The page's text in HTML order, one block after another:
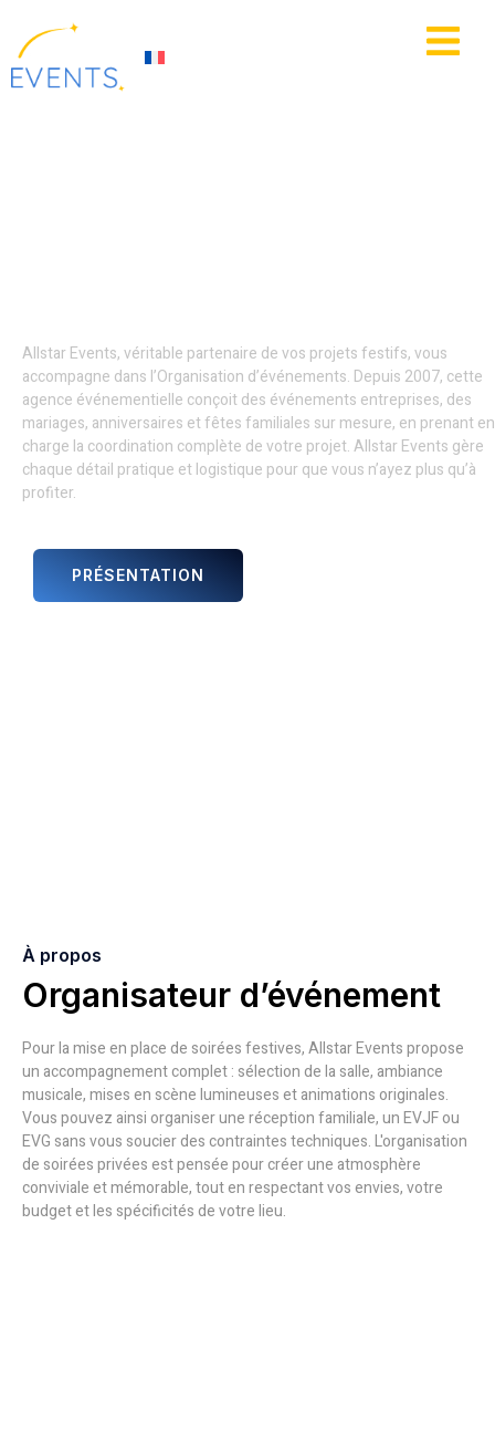
principal
Allstar Events, véritable partenaire de vos projets festifs, vous
accompagne dans l’Organisation d’événements. Depuis 2007, cette
agence événementielle conçoit des événements entreprises, des
mariages, anniversaires et fêtes familiales sur mesure, en prenant en
charge la coordination complète de votre projet. Allstar Events gère
chaque détail pratique et logistique pour que vous n’ayez plus qu’à
profiter.
PRÉSENTATION
À propos
Organisateur d’événement
Pour la mise en place de soirées festives, Allstar Events propose
un accompagnement complet : sélection de la salle, ambiance
musicale, mises en scène lumineuses et animations originales.
Vous pouvez ainsi organiser une réception familiale, un EVJF ou
EVG sans vous soucier des contraintes techniques. L'organisation
de soirées privées est pensée pour créer une atmosphère
conviviale et mémorable, tout en respectant vos envies, votre
budget et les spécificités de votre lieu.